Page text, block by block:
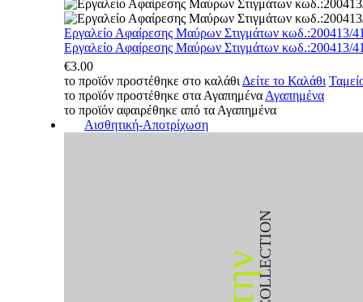
Εργαλείο Αφαίρεσης Μαύρων Στιγμάτων κωδ.:200413/
Εργαλείο Αφαίρεσης Μαύρων Στιγμάτων κωδ.:200413/
€3.00
το προϊόν προστέθηκε στο καλάθι Δείτε το Καλάθι
το προϊόν προστέθηκε στα Αγαπημένα Αγαπημένα
το προϊόν αφαιρέθηκε από τα Αγαπημένα
Αισθητική-Αποτρίχωση
COLLECTION